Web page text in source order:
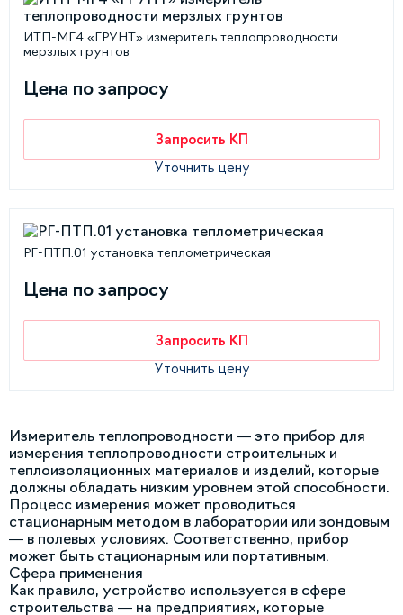
ИТП-МГ4 «ГРУНТ» измеритель теплопроводности
мерзлых грунтов
Цена по запросу
Запросить КП
Уточнить цену
РГ-ПТП.01 установка теплометрическая
Цена по запросу
Запросить КП
Уточнить цену
Измеритель теплопроводности — это прибор для
измерения теплопроводности строительных и
теплоизоляционных материалов и изделий, которые
должны обладать низким уровнем этой способности.
Процесс измерения может проводиться
стационарным методом в лаборатории или зондовым
— в полевых условиях. Соответственно, прибор
может быть стационарным или портативным.
Сфера применения
Как правило, устройство используется в сфере
строительства — на предприятиях, которые